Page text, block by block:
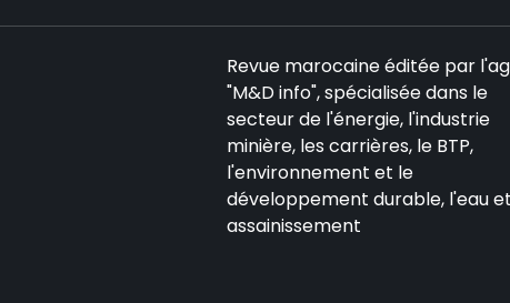
Revue marocaine éditée par
"M&D info", spécialisée dans le
secteur de l'énergie, l'industrie
minière, les carrières, le BTP,
l'environnement et le
développement durable, l'eau et
assainissement